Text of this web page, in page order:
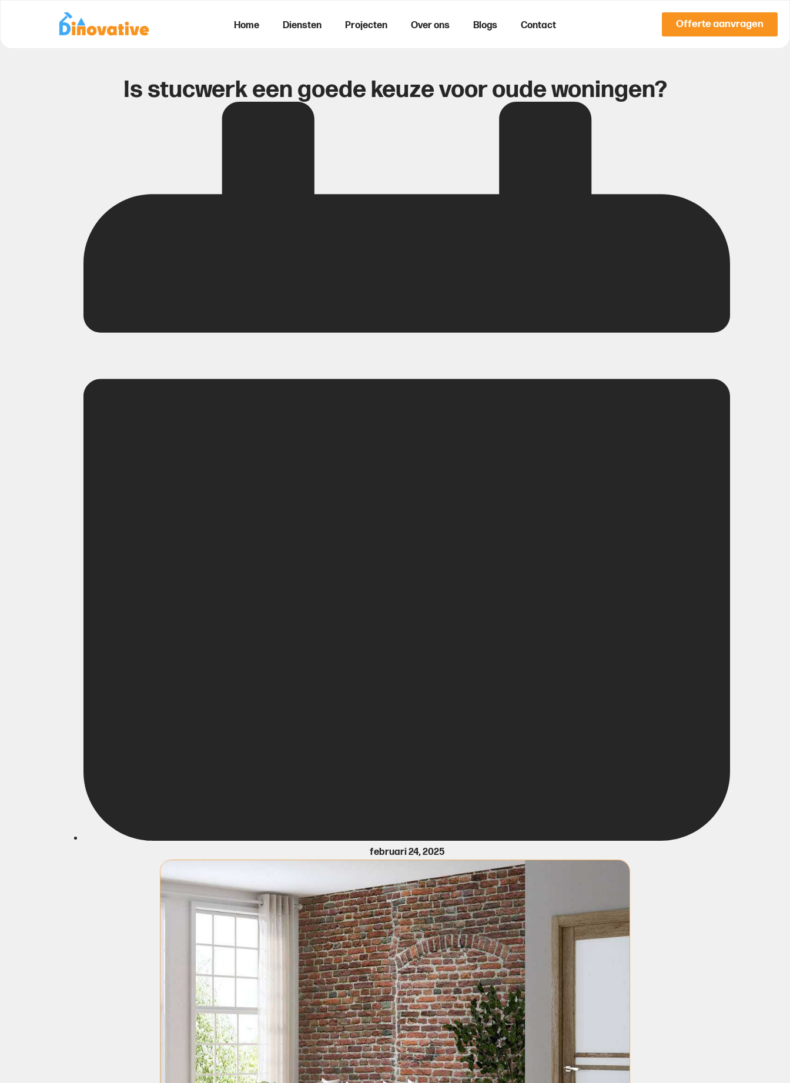
Home Diensten Projecten Over ons Blogs Contact Offerte aanvragen
Is stucwerk een goede keuze voor oude woningen?
februari 24, 2025